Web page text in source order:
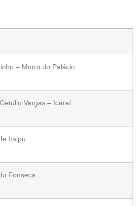
– Morro do Palácio
Vargas – Icaraí
Itaipu
Fonseca